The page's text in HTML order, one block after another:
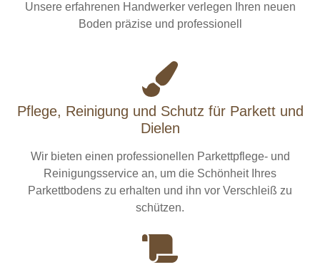
Unsere erfahrenen Handwerker verlegen Ihren neuen
Boden präzise und professionell
Pflege, Reinigung und Schutz für Parkett und
Dielen
Wir bieten einen professionellen Parkettpflege- und
Reinigungsservice an, um die Schönheit Ihres
Parkettbodens zu erhalten und ihn vor Verschleiß zu
schützen.